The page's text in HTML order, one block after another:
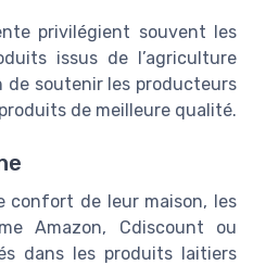
privilégient souvent les
issus de l’agriculture
de soutenir les producteurs
de meilleure qualité.
confort de leur maison, les
Amazon, Cdiscount ou
dans les produits laitiers